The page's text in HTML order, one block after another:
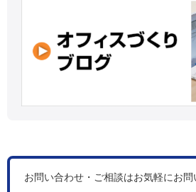
お問い合わせ・ご相談はお気軽にお問